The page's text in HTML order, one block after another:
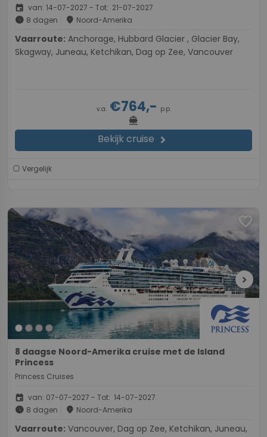
event van: 14-07-2027 - Tot: 21-07-2027
schedule 8 dagen place Noord-Amerika
Vaarroute:
Skagway, Juneau, Ketchikan, Dag op Zee, Vancouver
v.a.€764,- p.p.
directions_boat
Bekijk cruise chevron_right
Vergelijk
favorite
chevron_right
8 daagse Noord-Amerika cruise met de Island
Princess
Princess Cruises
event van: 07-07-2027 - Tot: 14-07-2027
schedule 8 dagen place Noord-Amerika
Vaarroute: